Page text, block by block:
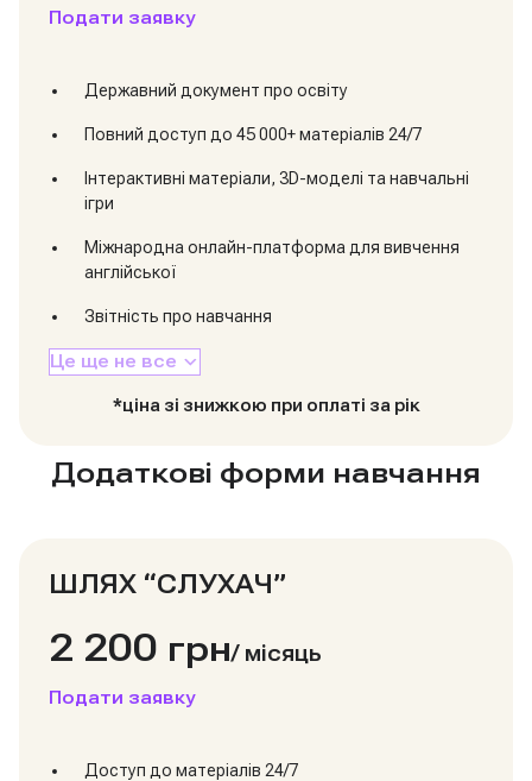
Подати заявку
Державний документ про освіту
Повний доступ до 45 000+ матеріалів 24/7
Інтерактивні матеріали, 3D-моделі та навчальні
ігри
Міжнародна онлайн-платформа для вивчення
англійської
Звітність про навчання
Це ще не все
*ціна зі знижкою при оплаті за рік
Додаткові форми навчання
ШЛЯХ “СЛУХАЧ”
2 200 грн/ місяць
Подати заявку
Доступ до матеріалів 24/7